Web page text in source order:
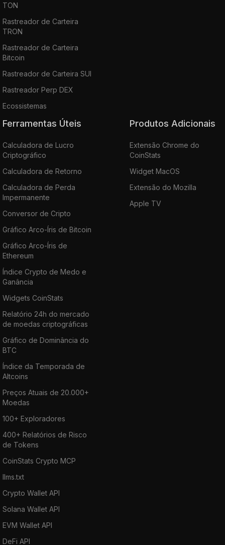
TON
Rastreador de Carteira
TRON
Rastreador de Carteira
Bitcoin
Rastreador de Carteira SUI
Rastreador Perp DEX
Ecossistemas
Ferramentas Úteis
Calculadora de Lucro
Criptográfico
Calculadora de Retorno
Calculadora de Perda
Impermanente
Conversor de Cripto
Gráfico Arco-Íris de Bitcoin
Gráfico Arco-Íris de
Ethereum
Índice Crypto de Medo e
Ganância
Widgets CoinStats
Relatório 24h do mercado
de moedas criptográficas
Gráfico de Dominância do
BTC
Índice da Temporada de
Altcoins
Preços Atuais de 20.000+
Moedas
100+ Exploradores
400+ Relatórios de Risco
de Tokens
CoinStats Crypto MCP
llms.txt
Crypto Wallet API
Solana Wallet API
EVM Wallet API
DeFi API
Produtos Adicionais
Extensão Chrome do
CoinStats
Widget MacOS
Extensão do Mozilla
Apple TV